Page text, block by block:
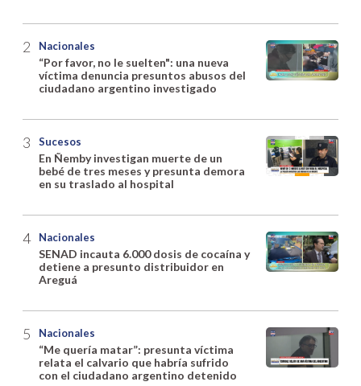
Nacionales
“Por favor, no le suelten": una nueva
víctima denuncia presuntos abusos del
ciudadano argentino investigado
Sucesos
En Ñemby investigan muerte de un
bebé de tres meses y presunta demora
en su traslado al hospital
Nacionales
SENAD incauta 6.000 dosis de cocaína y
detiene a presunto distribuidor en
Areguá
Nacionales
“Me quería matar”: presunta víctima
relata el calvario que habría sufrido
con el ciudadano argentino detenido